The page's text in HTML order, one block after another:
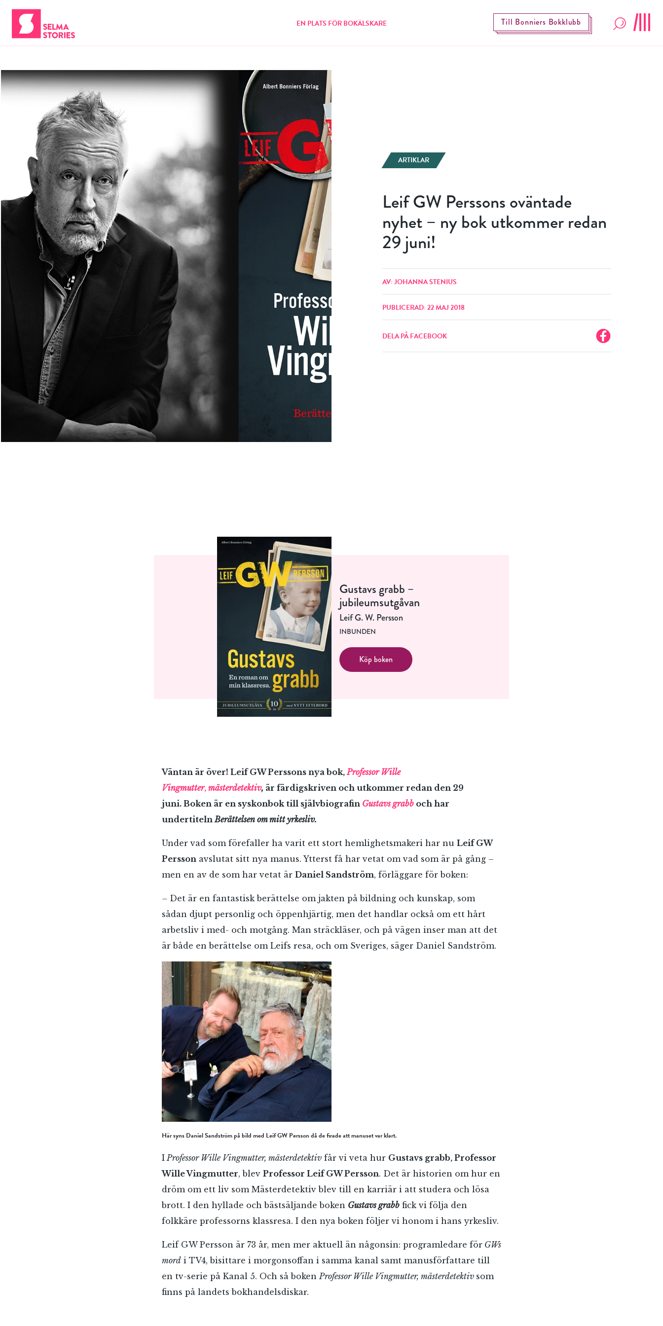
EN PLATS FÖR BOKÄLSKARE Till Bonniers Bokklubb
RÖSTA
E-post*
Jag accepterar villkoren.
RÖSTA
ÅNGRA OCH STÄNG
ARTIKLAR
Leif GW Perssons oväntade
nyhet – ny bok utkommer redan
29 juni!
AV: JOHANNA STENIUS
PUBLICERAD: 22 MAJ 2018
DELA PÅ FACEBOOK
Gustavs grabb –
jubileumsutgåvan
Leif G. W. Persson
INBUNDEN
Köp boken
Väntan är över! Leif GW Perssons nya bok,Professor Wille
Vingmutter, mästerdetektiv, är färdigskriven och utkommer redan den 29
juni. Boken är en syskonbok till självbiografin Gustavs grabb och har
undertitelnBerättelsen om mitt yrkesliv.
Under vad som förefaller ha varit ett stort hemlighetsmakeri har nu Leif GW
Persson avslutat sitt nya manus. Ytterst få har vetat om vad som är på gång –
men en av de som har vetat är Daniel Sandström, förläggare för boken:
– Det är en fantastisk berättelse om jakten på bildning och kunskap, som
sådan djupt personlig och öppenhjärtig, men det handlar också om ett hårt
arbetsliv i med- och motgång. Man sträckläser, och på vägen inser man att det
är både en berättelse om Leifs resa, och om Sveriges, säger Daniel Sandström.
Här syns Daniel Sandström på bild med Leif GW Persson då de firade att manuset var klart.
I Professor Wille Vingmutter, mästerdetektiv får vi veta hur Gustavs grabb, Professor
Wille Vingmutter, blev Professor Leif GW Persson. Det är historien om hur en
dröm om ett liv som Mästerdetektiv blev till en karriär i att studera och lösa
brott. I den hyllade och bästsäljande boken Gustavs grabb fick vi följa den
folkkäre professorns klassresa. I den nya boken följer vi honom i hans yrkesliv.
Leif GW Persson är 73 år, men mer aktuell än någonsin: programledare för GWs
mord i TV4, bisittare i morgonsoffan i samma kanal samt manusförfattare till
en tv-serie på Kanal 5. Och så boken Professor Wille Vingmutter, mästerdetektiv som
finns på landets bokhandelsdiskar.